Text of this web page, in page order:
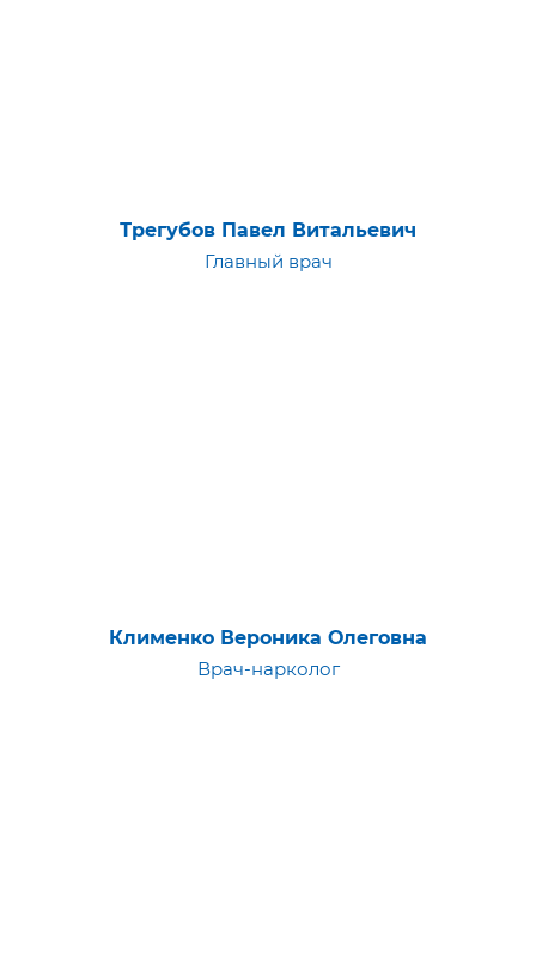
Трегубов Павел Витальевич
Главный врач
Клименко Вероника Олеговна
Врач-нарколог